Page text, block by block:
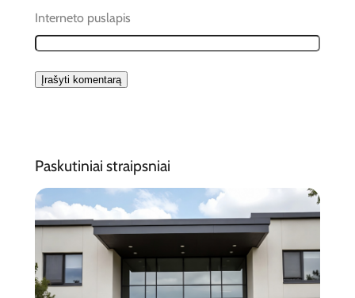
Interneto puslapis
Paskutiniai straipsniai